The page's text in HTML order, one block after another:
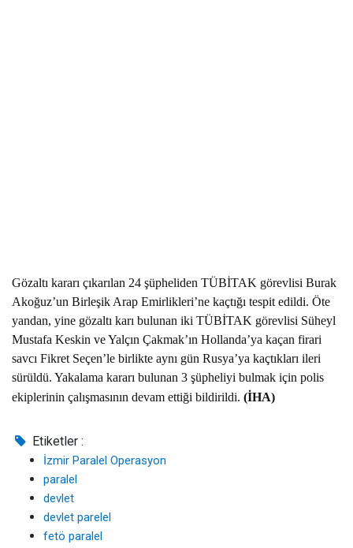
Gözaltı kararı çıkarılan 24 şüpheliden TÜBİTAK görevlisi Burak
Akoğuz’un Birleşik Arap Emirlikleri’ne kaçtığı tespit edildi. Öte
yandan, yine gözaltı karı bulunan iki TÜBİTAK görevlisi Süheyl
Mustafa Keskin ve Yalçın Çakmak’ın Hollanda’ya kaçan firari
savcı Fikret Seçen’le birlikte aynı gün Rusya’ya kaçtıkları ileri
sürüldü. Yakalama kararı bulunan 3 şüpheliyi bulmak için polis
ekiplerinin çalışmasının devam ettiği bildirildi. (İHA)
Etiketler :
İzmir Paralel Operasyon
paralel
devlet
devlet parelel
fetö paralel